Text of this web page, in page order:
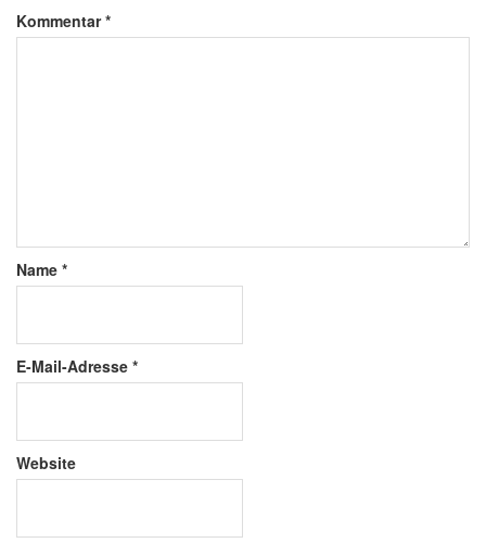
Kommentar*
Name *
E-Mail-Adresse *
Website